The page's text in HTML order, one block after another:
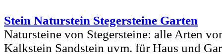
Stein Naturstein Stegersteine Garten
Natursteine von Stegersteine: alle Arten
Kalkstein Sandstein uvm. für Haus und